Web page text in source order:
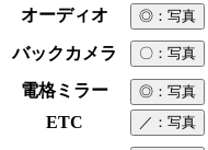
オーディオ ◎ ：写真
バックカメラ 〇 ：写真
電格ミラー ◎ ：写真
ETC ／ ：写真